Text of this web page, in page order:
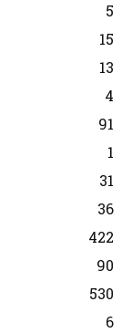
5
15
13
4
91
1
31
36
422
90
530
6